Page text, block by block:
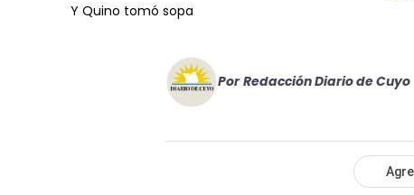
Y Quino tomó sopa
Por Redacción Diario de Cuyo